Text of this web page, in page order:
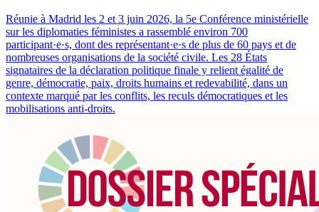
Réunie à Madrid les 2 et 3 juin 2026, la 5e Conférence ministérielle
sur les diplomaties féministes a rassemblé environ 700
participant·e·s, dont des représentant·e·s de plus de 60 pays et de
nombreuses organisations de la société civile. Les 28 États
signataires de la déclaration politique finale y relient égalité de
genre, démocratie, paix, droits humains et redevabilité, dans un
contexte marqué par les conflits, les reculs démocratiques et les
mobilisations anti-droits.